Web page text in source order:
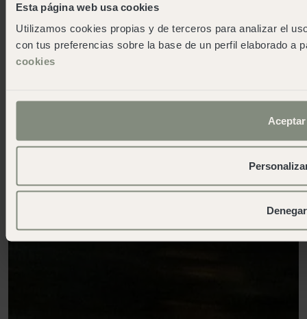
Esta página web usa cookies
Utilizamos cookies propias y de terceros para analizar el
con tus preferencias sobre la base de un perfil elaborado a
cookies
Aceptar
Denegar